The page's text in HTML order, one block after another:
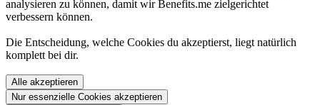
analysieren zu können, damit wir Benefits.me zielgerichtet
verbessern können.
Die Entscheidung, welche Cookies du akzeptierst, liegt natürlich
komplett bei dir.
Alle akzeptieren
Nur essenzielle Cookies akzeptieren